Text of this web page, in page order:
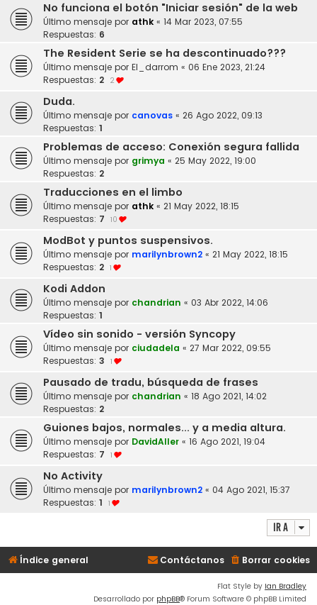
No funciona el botón "Iniciar sesión" de la web
Último mensaje por athk « 14 Mar 2023, 07:55
Respuestas: 6
The Resident Serie se ha descontinuado???
Último mensaje por El_darrom « 06 Ene 2023, 21:24
Respuestas: 2 2
Duda.
Último mensaje por canovas « 26 Ago 2022, 09:13
Respuestas: 1
Problemas de acceso: Conexión segura fallida
Último mensaje por grimya « 25 May 2022, 19:00
Respuestas: 2
Traducciones en el limbo
Último mensaje por athk « 21 May 2022, 18:15
Respuestas: 7 10
ModBot y puntos suspensivos.
Último mensaje por marilynbrown2 « 21 May 2022, 18:15
Respuestas: 2 1
Kodi Addon
Último mensaje por chandrian « 03 Abr 2022, 14:06
Respuestas: 1
Vídeo sin sonido - versión Syncopy
Último mensaje por ciudadela « 27 Mar 2022, 09:55
Respuestas: 3 1
Pausado de tradu, búsqueda de frases
Último mensaje por chandrian « 18 Ago 2021, 14:02
Respuestas: 2
Guiones bajos, normales... y a media altura.
Último mensaje por DavidAller « 16 Ago 2021, 19:04
Respuestas: 7 1
No Activity
Último mensaje por marilynbrown2 « 04 Ago 2021, 15:37
Respuestas: 1 1
Ir a
Índice general Borrar cookies
Contáctanos
Flat Style by Ian Bradley
Desarrollado por phpBB® Forum Software © phpBB Limited